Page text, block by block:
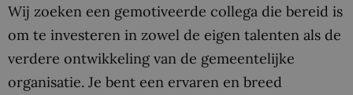
Wij zoeken een gemotiveerde collega die bereid is
om te investeren in zowel de eigen talenten als de
verdere ontwikkeling van de gemeentelijke
organisatie. Je bent een ervaren en breed